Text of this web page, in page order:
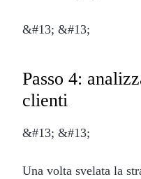
&#13; &#13;
Passo 4:
clienti
&#13; &#13;
Una volta svelata la